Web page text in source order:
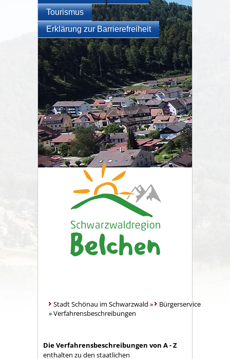
Tourismus
Erklärung zur Barrierefreiheit
Stadt Schönau im Schwarzwald »
Bürgerservice
»Verfahrensbeschreibungen
Die Verfahrensbeschreibungen von A - Z
enthalten zu den staatlichen